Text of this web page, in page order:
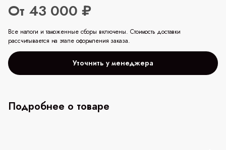
От 43 000 ₽
Все налоги и таможенные сборы включены. Стоимость доставки
рассчитывается на этапе оформления заказа.
Уточнить у менеджера
Подробнее о товаре